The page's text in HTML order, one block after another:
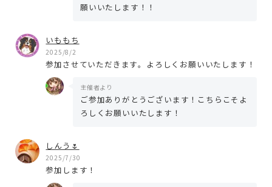
願いいたします！！
いももち
2025/8/2
参加させていただきます。よろしくお願いいたします！
主催者より
ご参加ありがとうございます！こちらこそよ
ろしくお願いいたします！
しんう🌷
2025/7/30
参加します！